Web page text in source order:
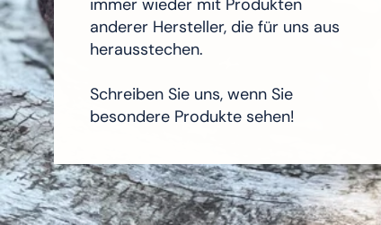
anderer Hersteller, die für uns aus
herausstechen.
Schreiben Sie uns, wenn Sie
besondere Produkte sehen!